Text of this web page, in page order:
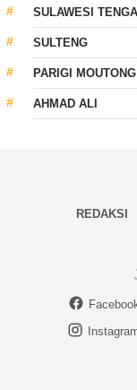
SULAWESI
SULTENG
PARIGI MOUTONG
AHMAD ALI
REDAKSI